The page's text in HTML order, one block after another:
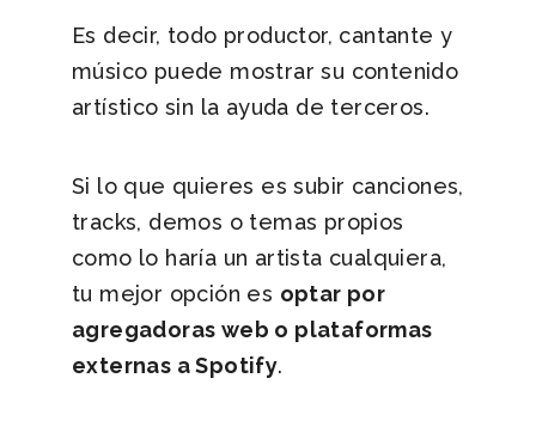
Es decir, todo productor, cantante y
músico puede mostrar su contenido
artístico sin la ayuda de terceros.
Si lo que quieres es subir canciones,
tracks, demos o temas propios
como lo haría un artista cualquiera,
tu mejor opción es optar por
agregadoras web o plataformas
externas a Spotify.